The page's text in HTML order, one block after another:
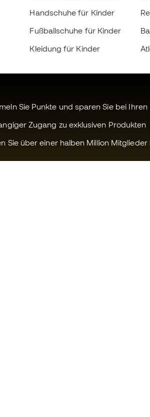
Handschuhe für Kinder
Fußballschuhe für Kinder
Kleidung für Kinder
Sie Punkte und sparen Sie bei Ihren
Zugang zu exklusiven Produkten
Sie über einer halben Million Mitglieder